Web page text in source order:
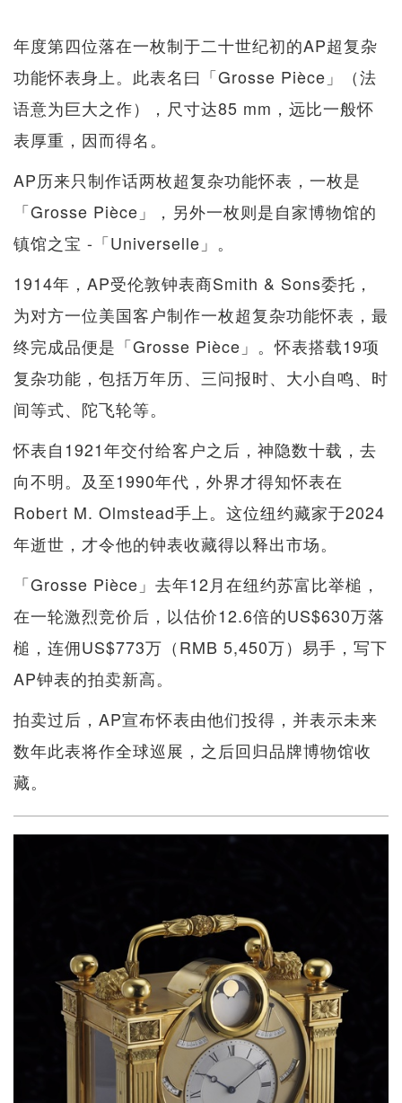
年度第四位落在一枚制于二十世纪初的AP超复杂
功能怀表身上。此表名曰「Grosse Pièce」（法
语意为巨大之作），尺寸达85 mm，远比一般怀
表厚重，因而得名。
AP历来只制作话两枚超复杂功能怀表，一枚是
「Grosse Pièce」，另外一枚则是自家博物馆的
镇馆之宝 -「Universelle」。
1914年，AP受伦敦钟表商Smith & Sons委托，
为对方一位美国客户制作一枚超复杂功能怀表，最
终完成品便是「Grosse Pièce」。怀表搭载19项
复杂功能，包括万年历、三问报时、大小自鸣、时
间等式、陀飞轮等。
怀表自1921年交付给客户之后，神隐数十载，去
向不明。及至1990年代，外界才得知怀表在
Robert M. Olmstead手上。这位纽约藏家于2024
年逝世，才令他的钟表收藏得以释出市场。
「Grosse Pièce」去年12月在纽约苏富比举槌，
在一轮激烈竞价后，以估价12.6倍的US$630万落
槌，连佣US$773万（RMB 5,450万）易手，写下
AP钟表的拍卖新高。
拍卖过后，AP宣布怀表由他们投得，并表示未来
数年此表将作全球巡展，之后回归品牌博物馆收
藏。